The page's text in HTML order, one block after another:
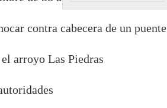
contra cabecera de un puente
arroyo Las Piedras